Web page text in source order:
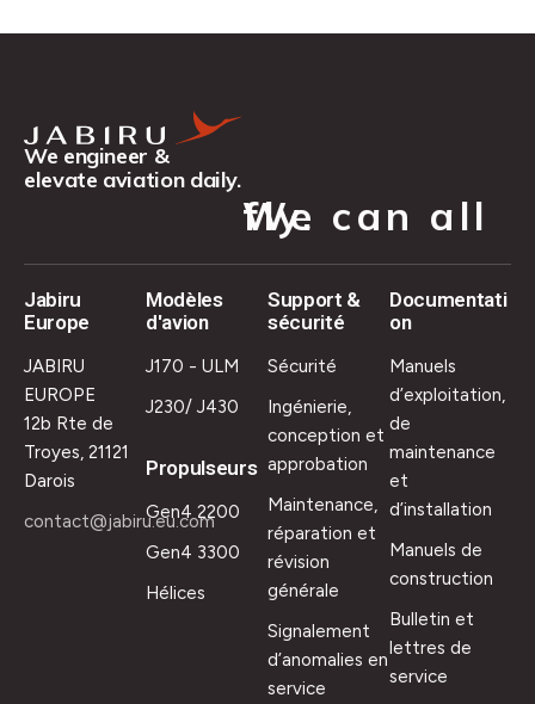
We engineer &
elevate aviation daily.
We can all fly.
Jabiru
Europe
JABIRU
EUROPE
12b Rte de
Troyes, 21121
Darois
contact@jabiru.eu.com
Modèles
d'avion
J170 - ULM
J230/ J430
Propulseurs
Gen4 2200
Gen4 3300
Hélices
Support &
sécurité
Sécurité
Ingénierie,
conception et
approbation
Maintenance,
réparation et
révision
générale
Signalement
d’anomalies en
service
Documentati
on
Manuels
d’exploitation,
de
maintenance
et
d’installation
Manuels de
construction
Bulletin et
lettres de
service